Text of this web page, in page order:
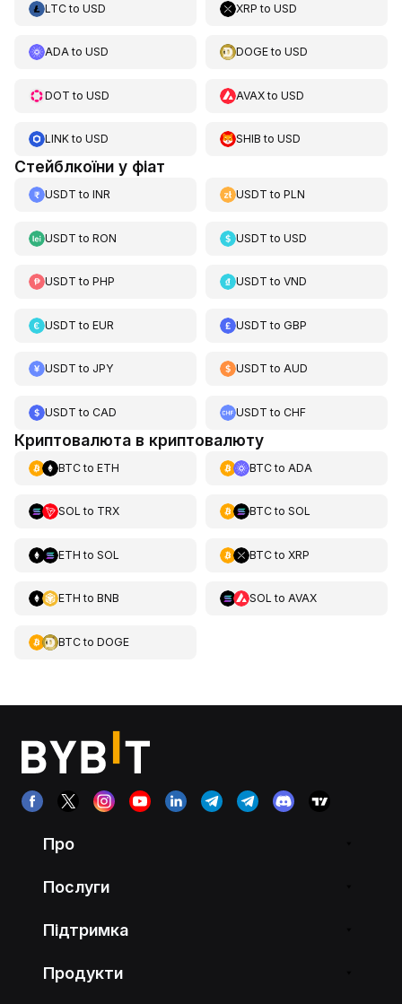
LTCto USD XRP toUSD
ADAto USD DOGEtoUSD
DOT to USD AVAXtoUSD
LINKto USD SHIB toUSD
Стейблкоїни у фіат
USDT to INR USDT toPLN
USDT to RON USDT toUSD
USDT to PHP USDT toVND
USDT to EUR USDT toGBP
USDT to JPY USDT toAUD
USDT to CAD USDT toCHF
Криптовалюта в криптовалюту
BTCto ETH BTCto ADA
SOL to TRX BTCto SOL
ETH to SOL BTCto XRP
ETH to BNB SOL to AVAX
BTCto DOGE
Про
Послуги
Підтримка
Продукти